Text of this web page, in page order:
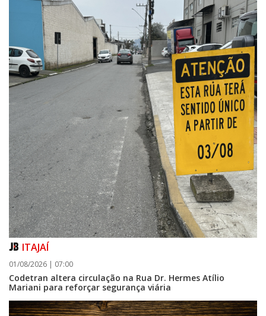
ITAJAÍ
01/08/2026 | 07:00
Codetran altera circulação na Rua Dr. Hermes Atílio
Mariani para reforçar segurança viária